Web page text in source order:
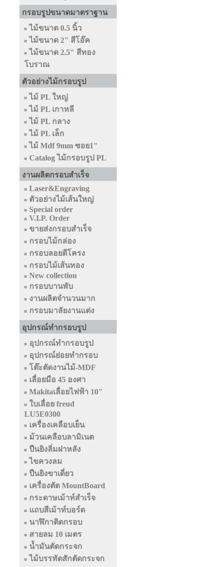
กรอบรูปขนาดมาตราฐาน
ไม้ขนาด 0.5 นิ้ว
ไม้ขนาด 2" สีโอ๊ค
ไม้ขนาด 2.5" สีทอง
โบราณ
ตัวอย่างไม้กรอบรูป
ไม้ PL ใหญ่
ไม้ PL เกาหลี
ไม้ PL กลาง
ไม้ PL เล็ก
ไม้ Mdf 9mm ซอย1"
Catalog ไม้กรอบรูป PL
งานผลิตกรอบสำเร็จ
Laser&Engraving
ตัวอย่างไม้เส้นใหญ่
Special order
V.I.P. Order
ขายส่งกรอบสำเร็จ
กรอบไม้กล่อง
กรอบลอยตีโครง
กรอบไม้เส้นทอง
New collection
กรอบบานพับ
งานผลิตจำนวนมาก
กรอบมาลัยงานแต่ง
อุปกรณ์ทำกรอบรูป
อุปกรณ์ทำกรอบรูป
อุปกรณ์ย่อยทำกรอบ
โต๊ะตัดงานไม้-MDF
เลื่อยมือ 45 องศา
Makitaเลื่อยไฟฟ้า 10"
ใบเลื่อย freud
LU5E0300
เครื่องเคลือบเย็น
ม้วนเคลือบลามิเนต
ปืนยิงลิ่มฝาหลัง
ไขควงลม
ปืนยิงขาเดี่ยว
เครื่องตัด MountBoard
กระดาษเม้าท์สำเร็จ
แถบสีเม้าท์บอร์ด
นาฬิกาติดกรอบ
สายลม 10 เมตร
น้ำมันตัดกระจก
ไม้บรรทัดสักตัดกระจก